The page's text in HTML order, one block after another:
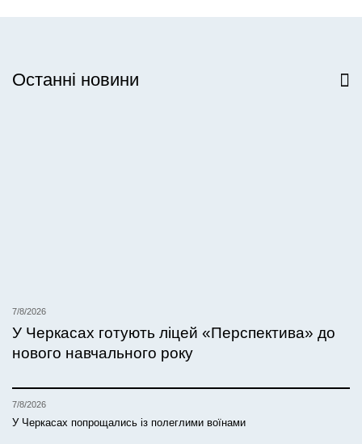
Останні новини
7/8/2026
У Черкасах готують ліцей «Перспектива» до
нового навчального року
7/8/2026
У Черкасах попрощались із полеглими воїнами